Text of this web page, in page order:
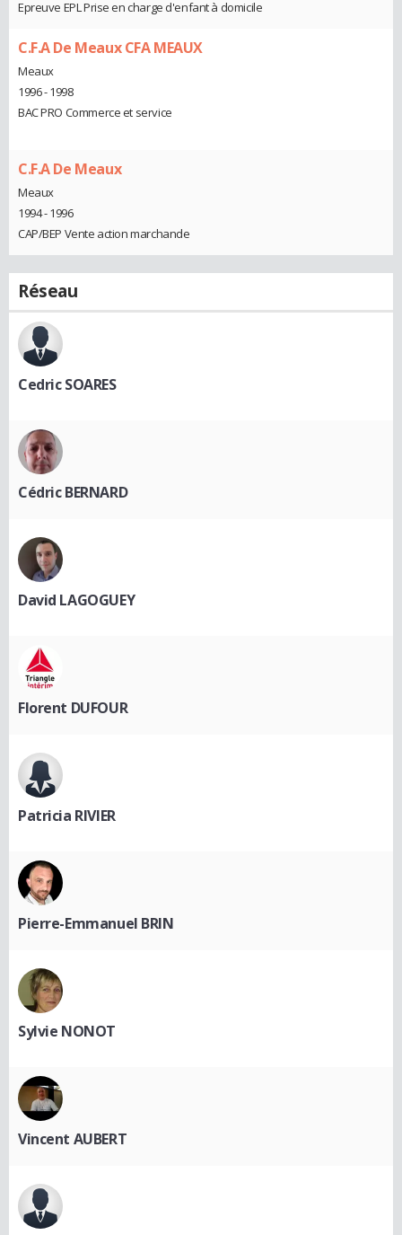
Epreuve EPL Prise en charge d'enfant à domicile
C.F.A De Meaux CFA MEAUX
Meaux
1996 - 1998
BAC PRO Commerce et service
C.F.A De Meaux
Meaux
1994 - 1996
CAP/BEP Vente action marchande
Réseau
Cedric SOARES
Cédric BERNARD
David LAGOGUEY
Florent DUFOUR
Patricia RIVIER
Pierre-Emmanuel BRIN
Sylvie NONOT
Vincent AUBERT